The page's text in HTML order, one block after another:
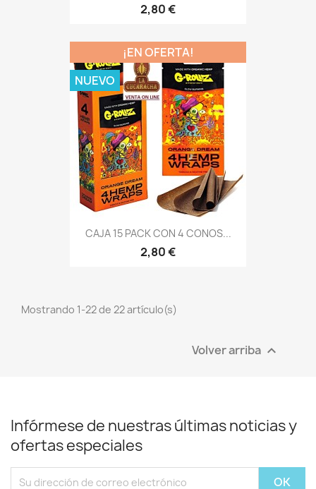
2,80 €
CAJA 15 PACK CON 4 CONOS...
2,80 €
¡EN OFERTA!
NUEVO
Mostrando 1-22 de 22 artículo(s)
Volver arriba 
Infórmese de nuestras últimas noticias y
ofertas especiales